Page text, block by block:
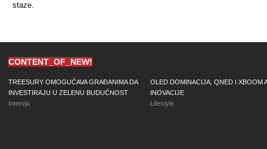
staze.
CONTENT_OF_NEW!
TREESURY OMOGUĆAVA GRAĐANIMA DA
INVESTIRAJU U ZELENU BUDUĆNOST
Intervju
OLED DOMINACIJA, QNED I XBOOM
INOVACIJE
Lifestyle